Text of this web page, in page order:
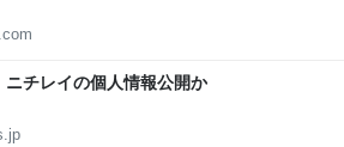
ニチレイの個人情報公開か